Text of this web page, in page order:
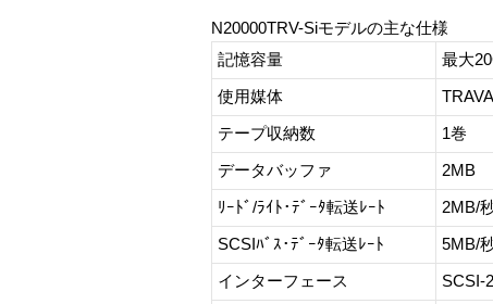
N20000TRV-Siモデルの主な仕様
記憶容量
最大
使用媒体
テープ収納数 1巻
データバッファ 2MB
ﾘｰﾄﾞ/ﾗｲﾄ･ﾃﾞｰﾀ転送ﾚｰﾄ 2MB/
SCSIﾊﾞｽ･ﾃﾞｰﾀ転送ﾚｰﾄ 5MB/
インターフェース SCSI-2